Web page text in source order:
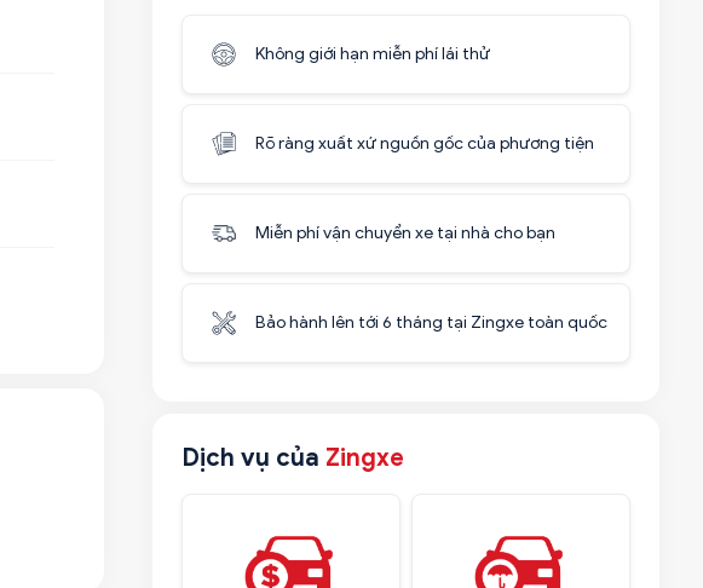
Không giới hạn miễn phí lái thử
Rõ ràng xuất xứ nguồn gốc của phương tiện
Miễn phí vận chuyển xe tại nhà cho bạn
Bảo hành lên tới 6 tháng tại Zingxe toàn quốc
Dịch vụ của Zingxe